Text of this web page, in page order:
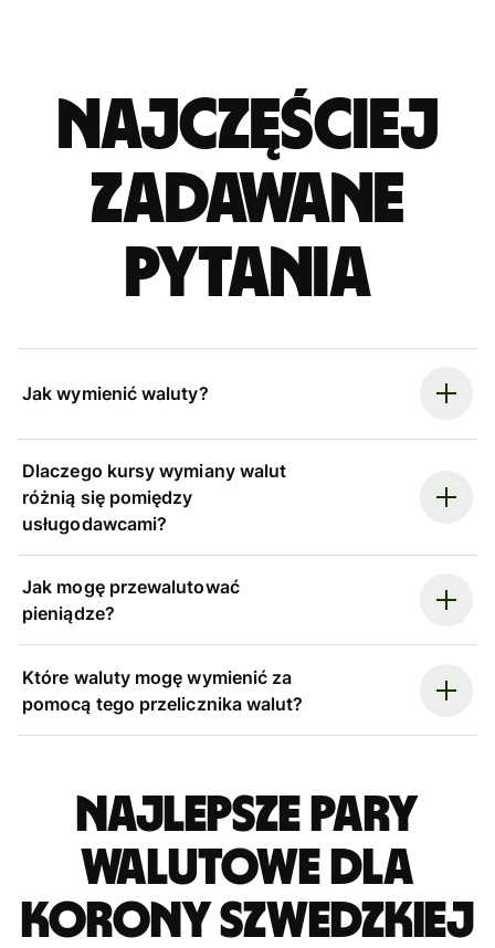
Najczęściej
zadawane
pytania
Jak wymienić waluty?
Dlaczego kursy wymiany walut
różnią się pomiędzy
usługodawcami?
Jak mogę przewalutować
pieniądze?
Które waluty mogę wymienić za
pomocą tego przelicznika walut?
Najlepsze pary
walutowe dla
korony szwedzkiej